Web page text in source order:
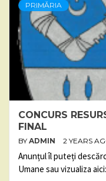
PRIMĂRIA
CONCURS
FINAL
BY ADMIN 2 YEARS
Anunțul îl puteți
Umane sau vizualiza aici: